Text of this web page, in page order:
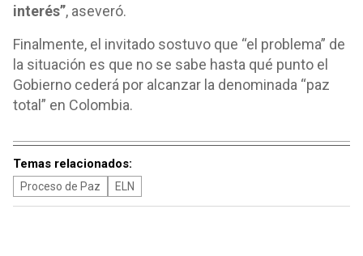
interés”, aseveró.
Finalmente, el invitado sostuvo que “el problema” de
la situación es que no se sabe hasta qué punto el
Gobierno cederá por alcanzar la denominada “paz
total” en Colombia.
Temas relacionados:
Proceso de Paz ELN